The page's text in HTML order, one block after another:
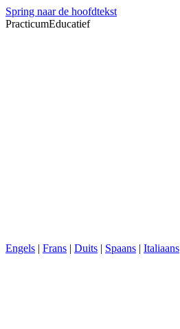
Spring naar de hoofdtekst
PracticumEducatief
Engels | Frans | Duits | Spaans | Italiaans